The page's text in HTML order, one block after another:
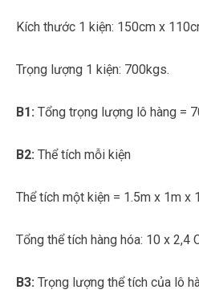
Kích thước 1 kiện: 150cm x
Trọng lượng 1 kiện: 700kgs.
B1: Tổng trọng lượng lô hàng =
B2: Thể tích mỗi kiện
Thể tích một kiện = 1.5m x 1m x
Tổng thể tích hàng hóa: 10 x 2,4
B3: Trọng lượng thể tích của lô